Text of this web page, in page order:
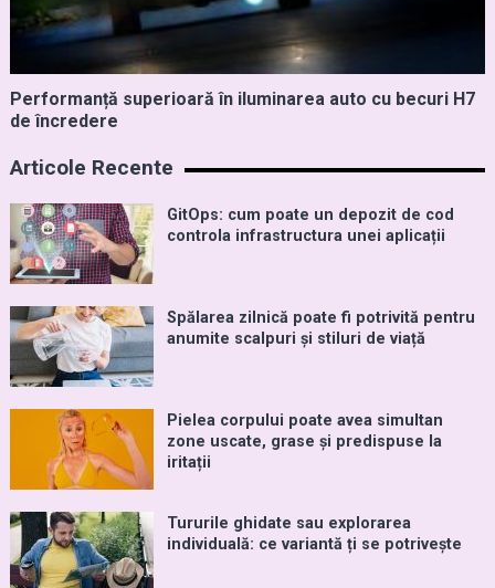
Performanță superioară în iluminarea auto cu becuri H7
de încredere
Articole Recente
GitOps: cum poate un depozit de cod
controla infrastructura unei aplicații
Spălarea zilnică poate fi potrivită pentru
anumite scalpuri și stiluri de viață
Pielea corpului poate avea simultan
zone uscate, grase și predispuse la
iritații
Tururile ghidate sau explorarea
individuală: ce variantă ți se potrivește